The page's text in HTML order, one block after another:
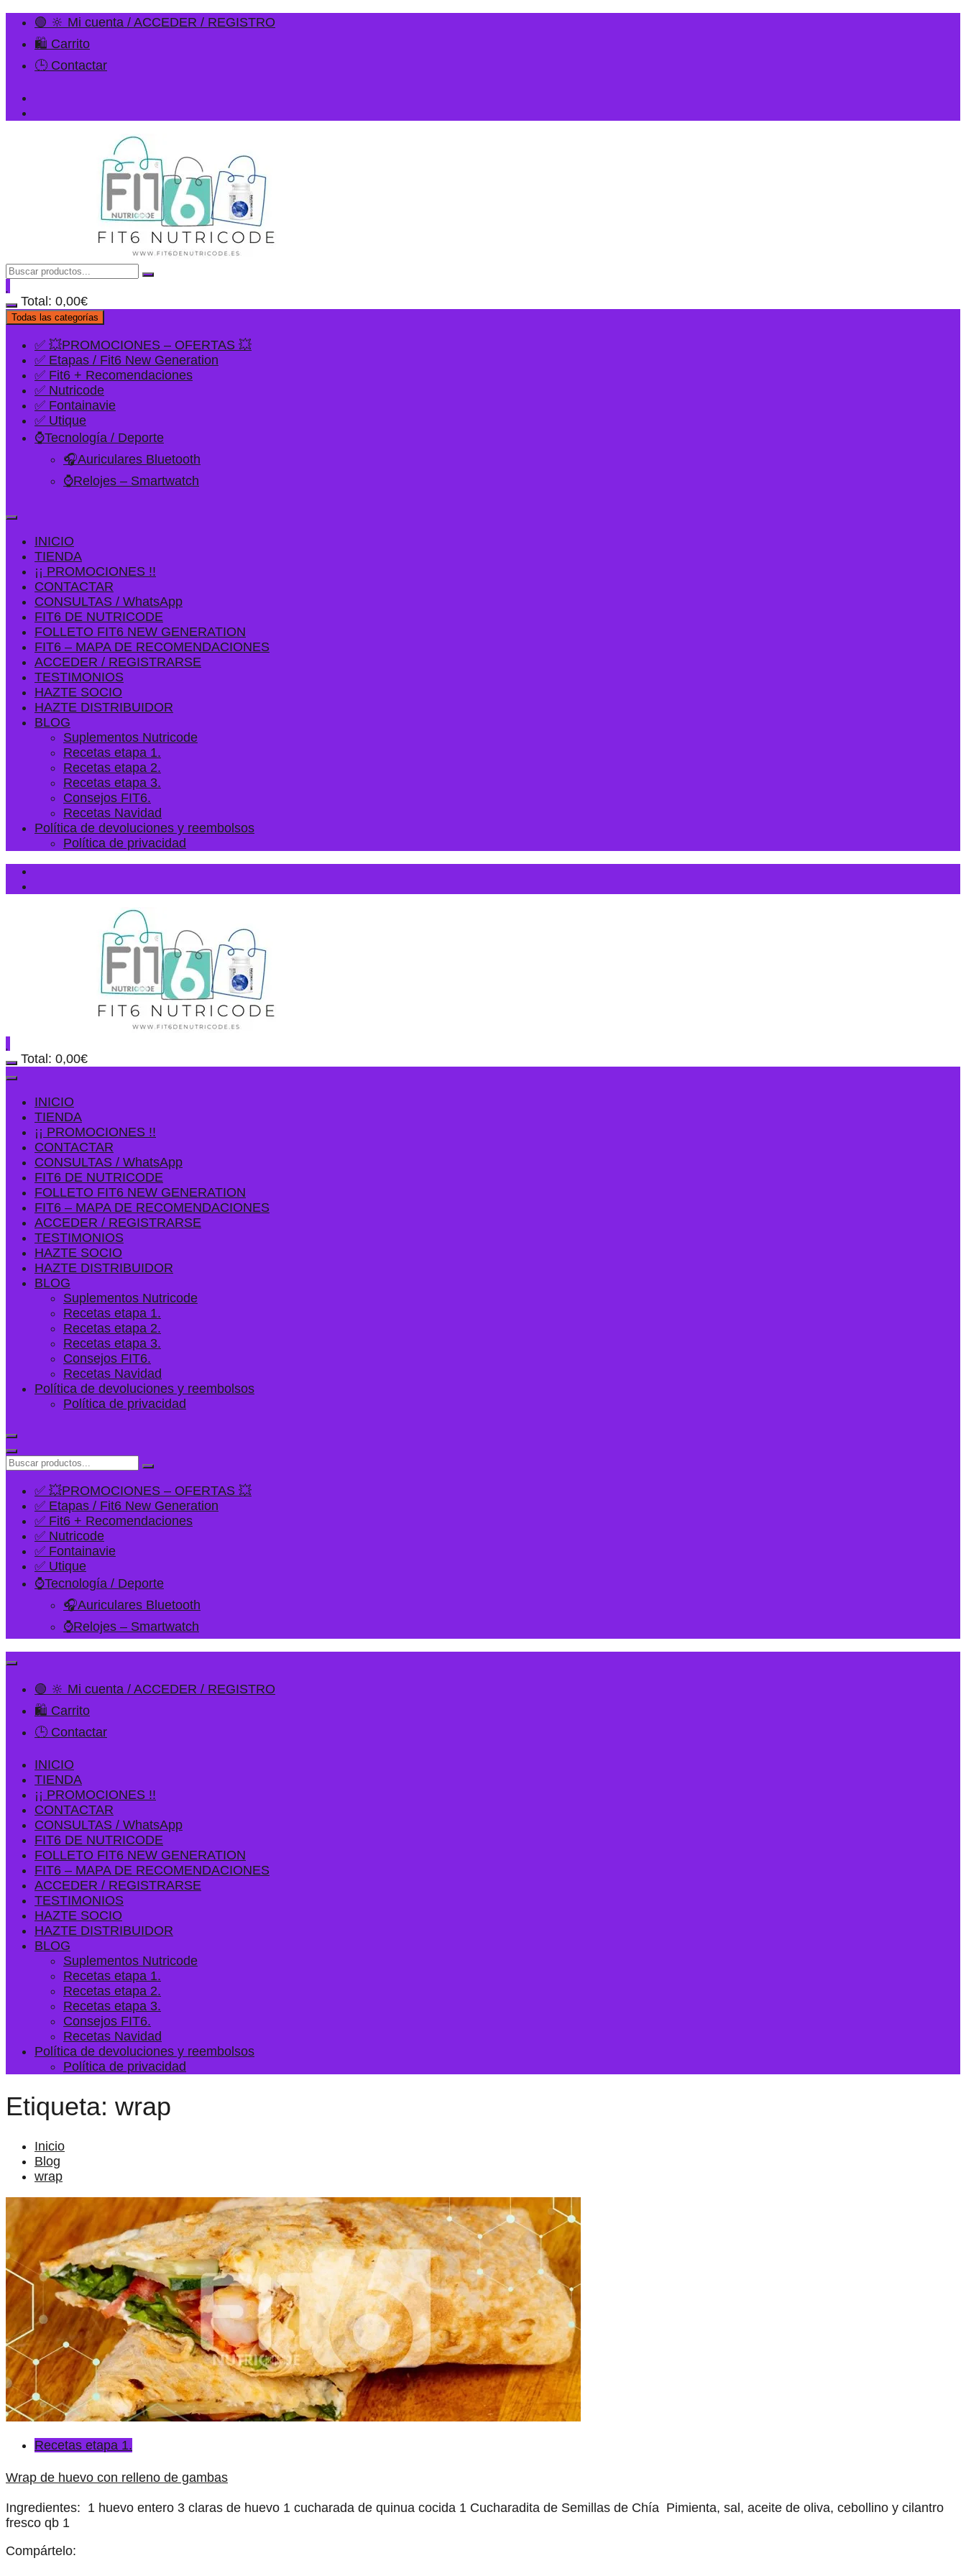
🟢 🔆 Mi cuenta / ACCEDER / REGISTRO
🛍️ Carrito
🕒 Contactar
Total: 0,00€
Todas las categorías
✅ 💥PROMOCIONES – OFERTAS 💥
✅ Etapas / Fit6 New Generation
✅ Fit6 + Recomendaciones
✅ Nutricode
✅ Fontainavie
✅ Utique
⌚Tecnología / Deporte
🎧Auriculares Bluetooth
⌚Relojes – Smartwatch
INICIO
TIENDA
¡¡ PROMOCIONES !!
CONTACTAR
CONSULTAS / WhatsApp
FIT6 DE NUTRICODE
FOLLETO FIT6 NEW GENERATION
FIT6 – MAPA DE RECOMENDACIONES
ACCEDER / REGISTRARSE
TESTIMONIOS
HAZTE SOCIO
HAZTE DISTRIBUIDOR
BLOG
Suplementos Nutricode
Recetas etapa 1.
Recetas etapa 2.
Recetas etapa 3.
Consejos FIT6.
Recetas Navidad
Política de devoluciones y reembolsos
Política de privacidad
Total: 0,00€
INICIO
TIENDA
¡¡ PROMOCIONES !!
CONTACTAR
CONSULTAS / WhatsApp
FIT6 DE NUTRICODE
FOLLETO FIT6 NEW GENERATION
FIT6 – MAPA DE RECOMENDACIONES
ACCEDER / REGISTRARSE
TESTIMONIOS
HAZTE SOCIO
HAZTE DISTRIBUIDOR
BLOG
Suplementos Nutricode
Recetas etapa 1.
Recetas etapa 2.
Recetas etapa 3.
Consejos FIT6.
Recetas Navidad
Política de devoluciones y reembolsos
Política de privacidad
✅ 💥PROMOCIONES – OFERTAS 💥
✅ Etapas / Fit6 New Generation
✅ Fit6 + Recomendaciones
✅ Nutricode
✅ Fontainavie
✅ Utique
⌚Tecnología / Deporte
🎧Auriculares Bluetooth
⌚Relojes – Smartwatch
🟢 🔆 Mi cuenta / ACCEDER / REGISTRO
🛍️ Carrito
🕒 Contactar
INICIO
TIENDA
¡¡ PROMOCIONES !!
CONTACTAR
CONSULTAS / WhatsApp
FIT6 DE NUTRICODE
FOLLETO FIT6 NEW GENERATION
FIT6 – MAPA DE RECOMENDACIONES
ACCEDER / REGISTRARSE
TESTIMONIOS
HAZTE SOCIO
HAZTE DISTRIBUIDOR
BLOG
Suplementos Nutricode
Recetas etapa 1.
Recetas etapa 2.
Recetas etapa 3.
Consejos FIT6.
Recetas Navidad
Política de devoluciones y reembolsos
Política de privacidad
Etiqueta: wrap
Inicio
Blog
wrap
Recetas etapa 1.
Wrap de huevo con relleno de gambas
Ingredientes: 1 huevo entero 3 claras de huevo 1 cucharada de quinua cocida 1 Cucharadita de Semillas de Chía Pimienta, sal, aceite de oliva, cebollino y cilantro
fresco qb 1
Compártelo: